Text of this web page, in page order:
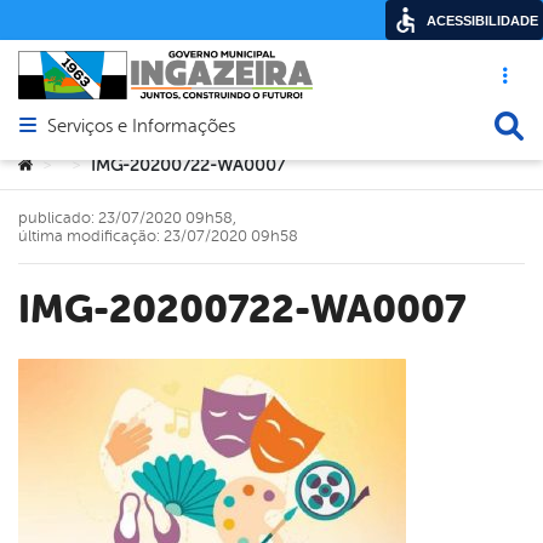
Acesso
Abrir menu principal de navegação
Serviços e Informações
Você está aqui:
> > IMG-20200722-WA0007
IMG-20200722-WA0007
publicado: 23/07/2020 09h58,
última modificação: 23/07/2020 09h58
ACESSIBILIDADE